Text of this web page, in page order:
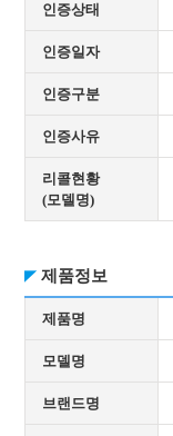
인증상태
인증일자
인증구분
인증사유
리콜현황
(모델명)
제품정보
제품명
모델명
브랜드명